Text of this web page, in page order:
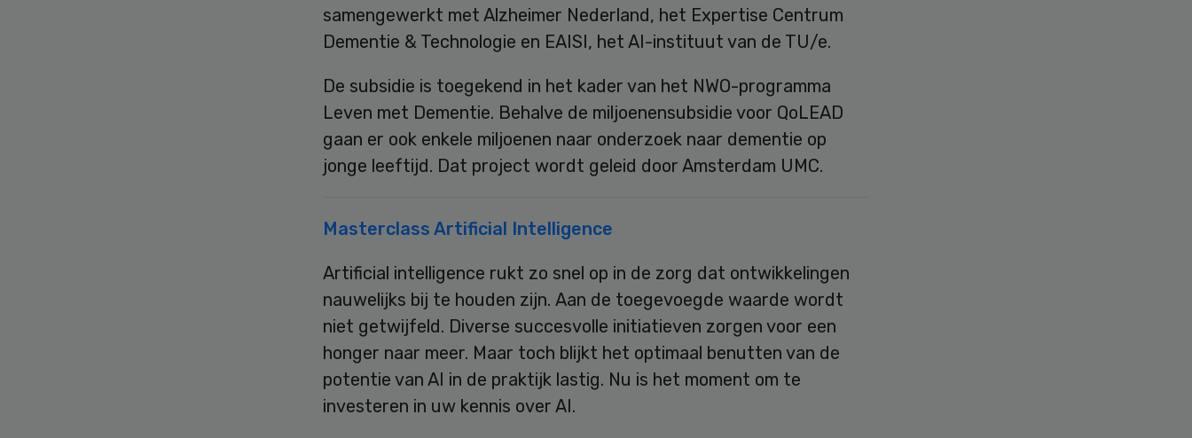
samengewerkt met Alzheimer Nederland, het Expertise Centrum
Dementie & Technologie en EAISI, het AI-instituut van de TU/e.
De subsidie is toegekend in het kader van het NWO-programma
Leven met Dementie. Behalve de miljoenensubsidie voor QoLEAD
gaan er ook enkele miljoenen naar onderzoek naar dementie op
jonge leeftijd. Dat project wordt geleid door Amsterdam UMC.
Masterclass Artificial Intelligence
Artificial intelligence rukt zo snel op in de zorg dat ontwikkelingen
nauwelijks bij te houden zijn. Aan de toegevoegde waarde wordt
niet getwijfeld. Diverse succesvolle initiatieven zorgen voor een
honger naar meer. Maar toch blijkt het optimaal benutten van de
potentie van AI in de praktijk lastig. Nu is het moment om te
investeren in uw kennis over AI.